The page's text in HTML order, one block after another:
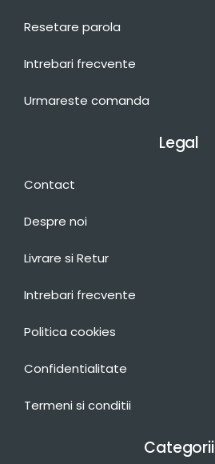
Resetare parola
Intrebari frecvente
Urmareste comanda
Legal
Contact
Despre noi
Livrare si Retur
Intrebari frecvente
Politica cookies
Confidentialitate
Termeni si conditii
Categorii